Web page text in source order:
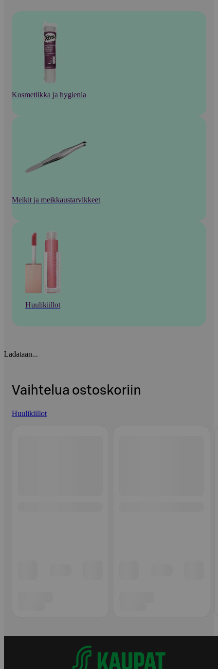
Kosmetiikka ja hygienia
Meikit ja meikkaustarvikkeet
Huulikiillot
Ladataan...
Vaihtelua ostoskoriin
Huulikiillot